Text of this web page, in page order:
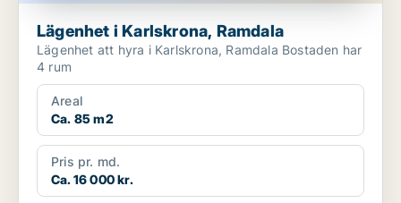
Lägenhet i Karlskrona, Ramdala
Lägenhet att hyra i Karlskrona, Ramdala Bostaden har
4 rum
Areal
Ca. 85 m2
Pris pr. md.
Ca. 16 000 kr.